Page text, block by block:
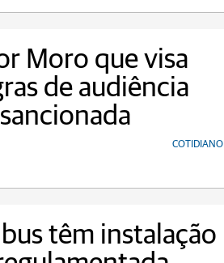
Moro que visa
de audiência
COTIDIANO
têm instalação